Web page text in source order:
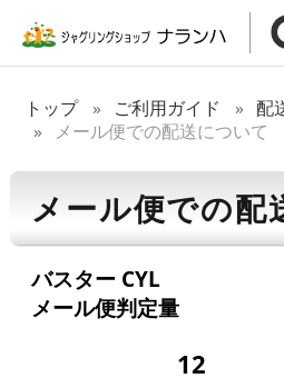
トップ ご利用ガイド
配
メール便での配送について
メール便での配
バスター CYL
メール便判定量
12